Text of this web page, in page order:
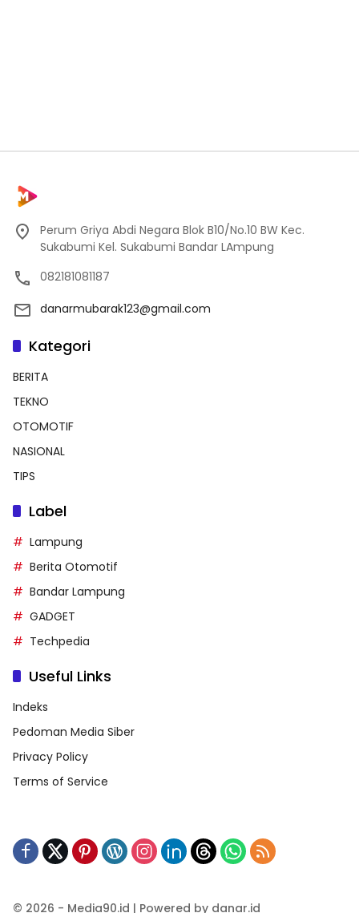
Perum Griya Abdi Negara Blok B10/No.10 BW Kec.
Sukabumi Kel. Sukabumi Bandar LAmpung
082181081187
danarmubarak123@gmail.com
Kategori
BERITA
TEKNO
OTOMOTIF
NASIONAL
TIPS
Label
Lampung
Berita Otomotif
Bandar Lampung
GADGET
Techpedia
Useful Links
Indeks
Pedoman Media Siber
Privacy Policy
Terms of Service
© 2026 - Media90.id | Powered by danar.id